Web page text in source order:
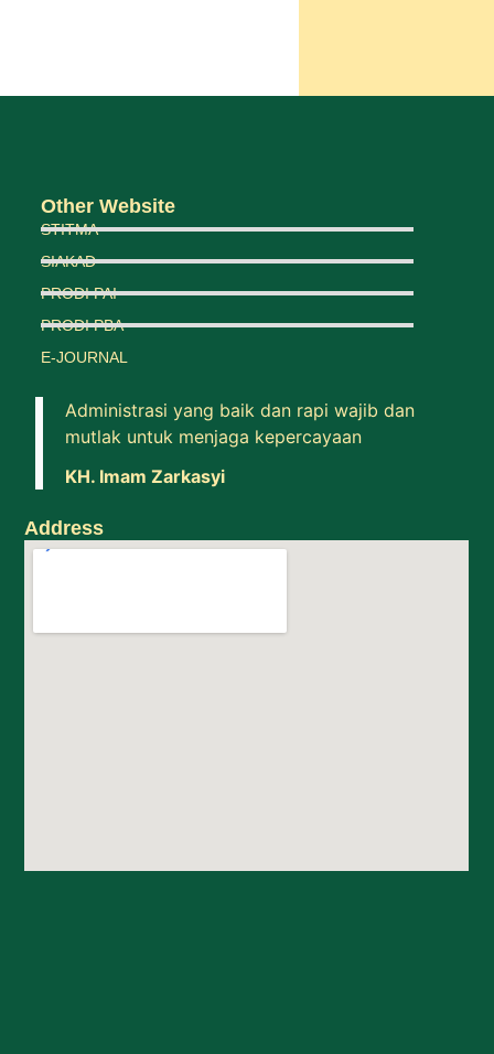
Administrasi yang baik dan rapi wajib dan
mutlak untuk menjaga kepercayaan
KH. Imam Zarkasyi
Other Website
STITMA
SIAKAD
PRODI PAI
PRODI PBA
E-JOURNAL
Address